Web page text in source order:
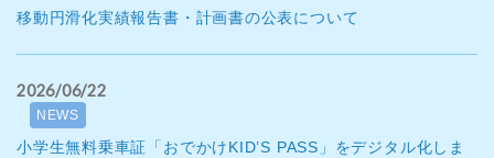
移動円滑化実績報告書・計画書の公表について
2026/06/22
NEWS
小学生無料乗車証「おでかけKID’S PASS」をデジタル化しま